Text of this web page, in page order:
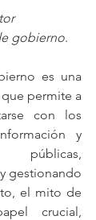
gobierno.
es una
permite a
con los
y
públicas,
gestionando
el mito de
crucial,